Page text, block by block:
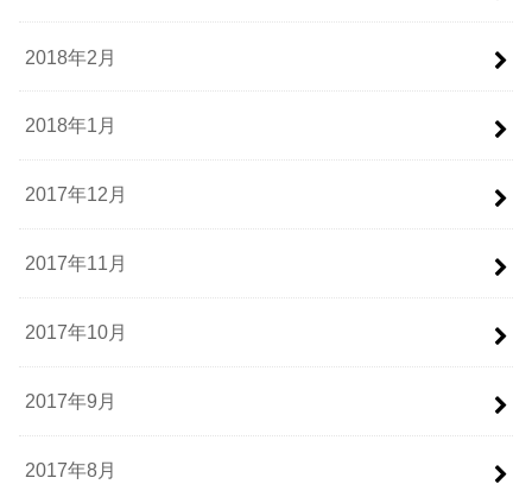
2018年2月
2018年1月
2017年12月
2017年11月
2017年10月
2017年9月
2017年8月